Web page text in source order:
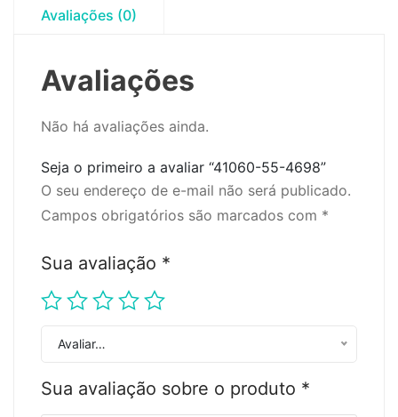
Avaliações (0)
Avaliações
Não há avaliações ainda.
Seja o primeiro a avaliar “41060-55-4698”
O seu endereço de e-mail não será publicado.
Campos obrigatórios são marcados com *
Sua avaliação *
Avaliar…
Sua avaliação sobre o produto *